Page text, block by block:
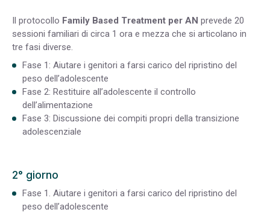
Il protocollo Family Based Treatment per AN prevede 20
sessioni familiari di circa 1 ora e mezza che si articolano in
tre fasi diverse.
Fase 1: Aiutare i genitori a farsi carico del ripristino del
peso dell’adolescente
Fase 2: Restituire all’adolescente il controllo
dell’alimentazione
Fase 3: Discussione dei compiti propri della transizione
adolescenziale
2° giorno
Fase 1. Aiutare i genitori a farsi carico del ripristino del
peso dell’adolescente